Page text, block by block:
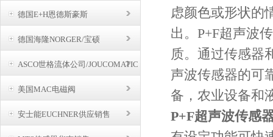
德国E+H恩德斯豪斯
德国海隆NORGER/宝硕
BUSCHJOST
ASCO世格流体公司/JOUCOMATIC
美国MAC电磁阀
安士能EUCHNER供应销售
虑颜色或形状的
出。P+F超声波
质。通过传感器
声波传感器的可
备，农业设备和
P+F超声波传感